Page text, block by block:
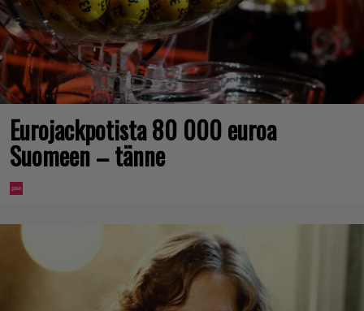
Eurojackpotista 80 000 euroa
Suomeen – tänne